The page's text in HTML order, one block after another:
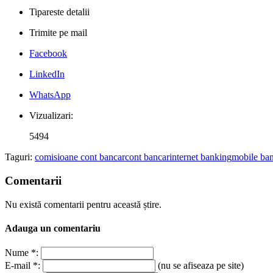
Tipareste detalii
Trimite pe mail
Facebook
LinkedIn
WhatsApp
Vizualizari:
5494
Taguri: comisioane cont bancarcont bancarinternet bankingmobile
Comentarii
Nu există comentarii pentru această știre.
Adauga un comentariu
Nume *:
E-mail *:
(nu se afiseaza pe site)